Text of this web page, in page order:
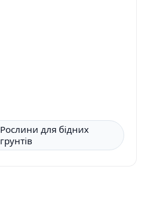
Рослини для бідних
грунтів